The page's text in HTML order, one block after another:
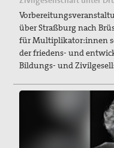
über Straßburg nach
für Multiplikator:innen
der friedens- und
Bildungs- und